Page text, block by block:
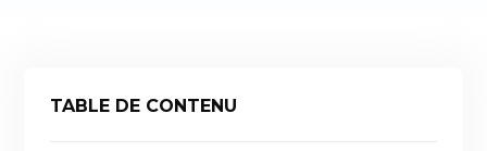
TABLE DE CONTENU